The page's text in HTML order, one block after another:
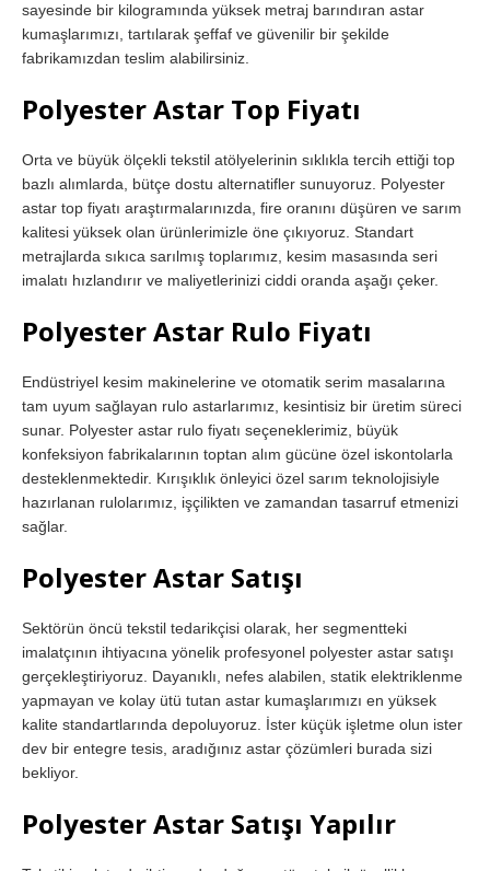
sayesinde bir kilogramında yüksek metraj barındıran astar
kumaşlarımızı, tartılarak şeffaf ve güvenilir bir şekilde
fabrikamızdan teslim alabilirsiniz.
Polyester Astar Top Fiyatı
Orta ve büyük ölçekli tekstil atölyelerinin sıklıkla tercih ettiği top
bazlı alımlarda, bütçe dostu alternatifler sunuyoruz. Polyester
astar top fiyatı araştırmalarınızda, fire oranını düşüren ve sarım
kalitesi yüksek olan ürünlerimizle öne çıkıyoruz. Standart
metrajlarda sıkıca sarılmış toplarımız, kesim masasında seri
imalatı hızlandırır ve maliyetlerinizi ciddi oranda aşağı çeker.
Polyester Astar Rulo Fiyatı
Endüstriyel kesim makinelerine ve otomatik serim masalarına
tam uyum sağlayan rulo astarlarımız, kesintisiz bir üretim süreci
sunar. Polyester astar rulo fiyatı seçeneklerimiz, büyük
konfeksiyon fabrikalarının toptan alım gücüne özel iskontolarla
desteklenmektedir. Kırışıklık önleyici özel sarım teknolojisiyle
hazırlanan rulolarımız, işçilikten ve zamandan tasarruf etmenizi
sağlar.
Polyester Astar Satışı
Sektörün öncü tekstil tedarikçisi olarak, her segmentteki
imalatçının ihtiyacına yönelik profesyonel polyester astar satışı
gerçekleştiriyoruz. Dayanıklı, nefes alabilen, statik elektriklenme
yapmayan ve kolay ütü tutan astar kumaşlarımızı en yüksek
kalite standartlarında depoluyoruz. İster küçük işletme olun ister
dev bir entegre tesis, aradığınız astar çözümleri burada sizi
bekliyor.
Polyester Astar Satışı Yapılır